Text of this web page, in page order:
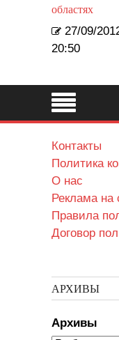
областях
27/09/
20:50
Контакты
Политика
О нас
Реклама на
Правила
Договор
АРХИВЫ
Архивы